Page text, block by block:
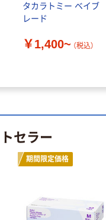
タカラトミー ベイブ
レード
￥1,400~ （税込）
セラー
期間限定価格